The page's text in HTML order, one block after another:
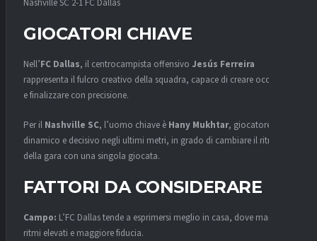
Nashville SC 2-1 FC Dallas
GIOCATORI CHIAVE
Nell’FC Dallas, il centrocampista offensivo Jesús Ferreira
rappresenta il fulcro creativo della squadra, capace di creare occasioni
e finalizzare con precisione.
Per il Nashville SC, l’uomo chiave è Hany Mukhtar, giocatore
dinamico e decisivo negli ultimi metri, in grado di cambiare il ritmo
della gara con una singola giocata.
FATTORI DA CONSIDERARE
Campo: L’FC Dallas tende a esprimersi meglio in casa, dove mantiene
ritmi elevati e maggiore fiducia.